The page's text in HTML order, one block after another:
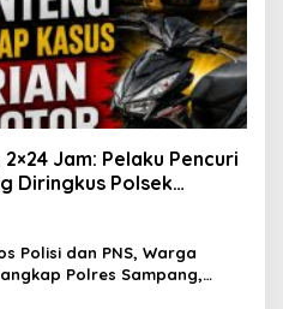
Jam: Pelaku Pencuri
Diringkus Polsek
Polisi dan PNS, Warga
Polres Sampang,
600 juta